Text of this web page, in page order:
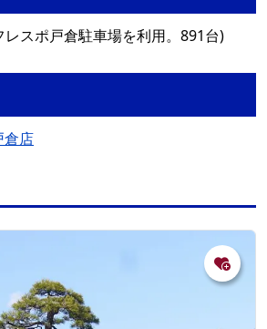
スポ戸倉駐車場を利用。891台)
倉店